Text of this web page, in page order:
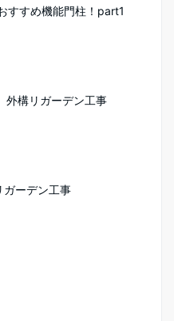
すすめ機能門柱！part1
構リガーデン工事
ーデン工事